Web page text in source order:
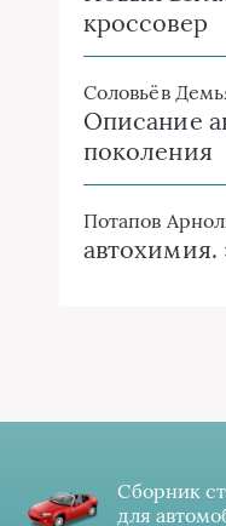
кроссовер
Соловьёв
Описание
поколения
Потапов
автохимия.
Сборник
для